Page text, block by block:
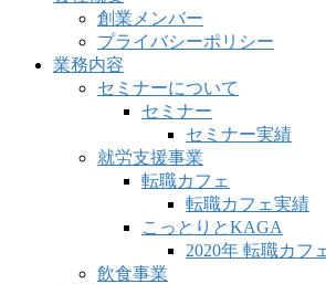
創業メンバー
プライバシーポリシー
業務内容
セミナーについて
セミナー
セミナー実績
就労支援事業
転職カフェ
転職カフェ実績
こっとりとKAGA
2020年 転職カフ
飲食事業